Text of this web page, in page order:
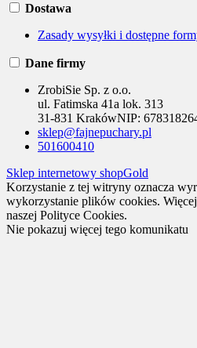
Dostawa
Zasady wysyłki i dostępne
Dane firmy
ZrobiSie Sp. z o.o.
ul. Fatimska 41a lok. 313
31-831 KrakówNIP:
sklep@fajnepuchary.pl
501600410
Sklep internetowy shopGold
Korzystanie z tej witryny oznacza
wykorzystanie plików cookies.
naszej Polityce Cookies.
Nie pokazuj więcej tego komunikatu